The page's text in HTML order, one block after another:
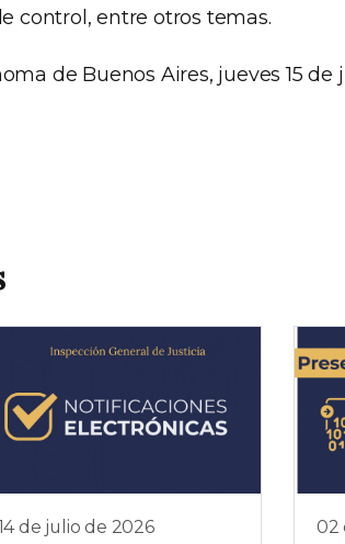
control, entre otros temas.
de Buenos Aires, jueves 15 de
de julio de 2026 02